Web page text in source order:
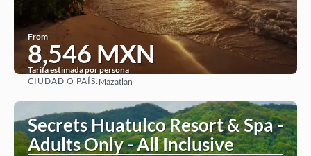
From
8,546 MXN
Tarifa estimada por persona
CIUDAD O PAÍS:Mazatlan
Secrets Huatulco Resort & Spa -
Adults Only - All Inclusive